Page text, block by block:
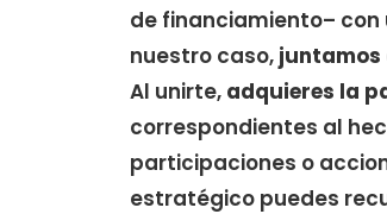
de financiamiento–
nuestro caso, juntamos
Al unirte, adquieres la
correspondientes al
participaciones o
estratégico puedes